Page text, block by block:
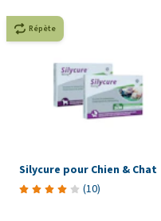
Répète
Silycure pour Chien & Chat
(10)